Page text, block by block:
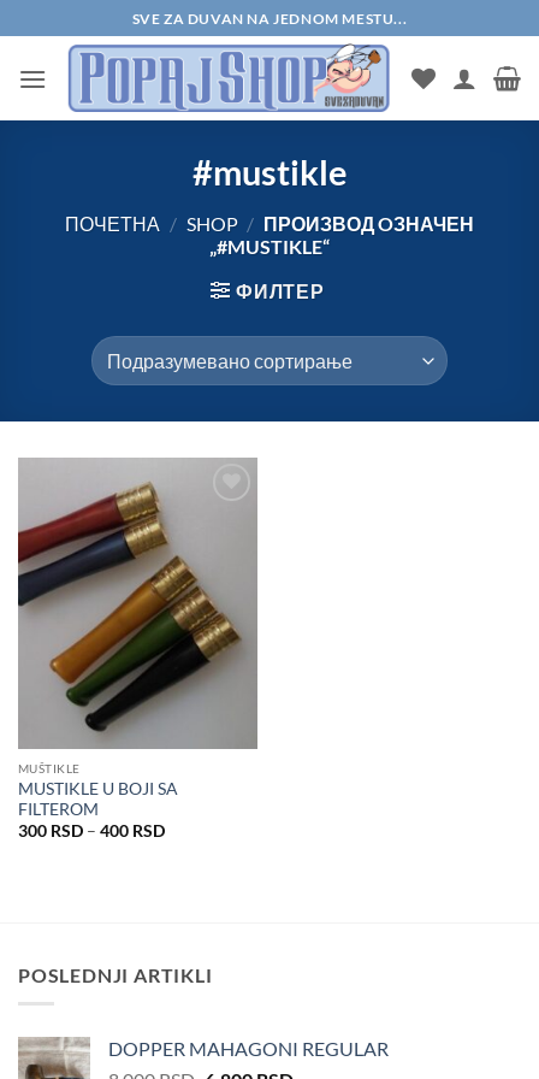
на
садржај
SVE ZA DUVAN NA JEDNOM MESTU...
#mustikle
ПОЧЕТНА / SHOP / ПРОИЗВОД OЗНАЧЕН
„#MUSTIKLE“
ФИЛТЕР
MUŠTIKLE
MUSTIKLE U BOJI SA
FILTEROM
300 RSD – 400 RSDРаспон
POSLEDNJI ARTIKLI
DOPPER MAHAGONI REGULAR